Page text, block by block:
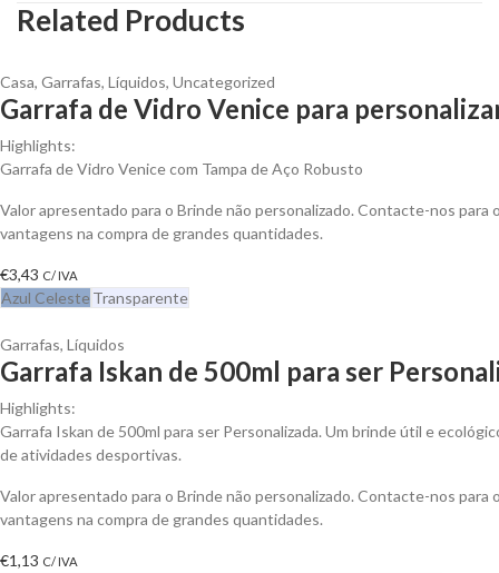
Related Products
Casa, Garrafas, Líquidos, Uncategorized
Garrafa de Vidro Venice para
Highlights:
Garrafa de Vidro Venice com Tampa de Aço Robusto
Valor apresentado para o Brinde não personalizado. Contacte-nos para
vantagens na compra de grandes quantidades.
€3,43 C/ IVA
Azul Celeste Transparente
Garrafas, Líquidos
Garrafa Iskan de 500ml para ser
Highlights:
Garrafa Iskan de 500ml para ser Personalizada. Um brinde útil e
de atividades desportivas.
Valor apresentado para o Brinde não personalizado. Contacte-nos para
vantagens na compra de grandes quantidades.
€1,13 C/ IVA